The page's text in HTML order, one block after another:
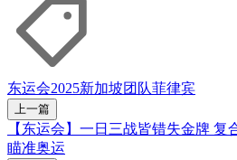
东运会2025新加坡团队菲律宾
上一篇
【东运会】一日三战皆错失金牌
瞄准奥运